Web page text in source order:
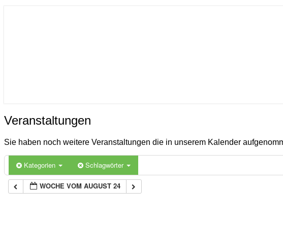
Veranstaltungen
Veranstaltungen
Sie haben noch weitere Veranstaltungen die in unserem Kalender
Kategorien Schlagwörter
WOCHE VOM AUGUST 24